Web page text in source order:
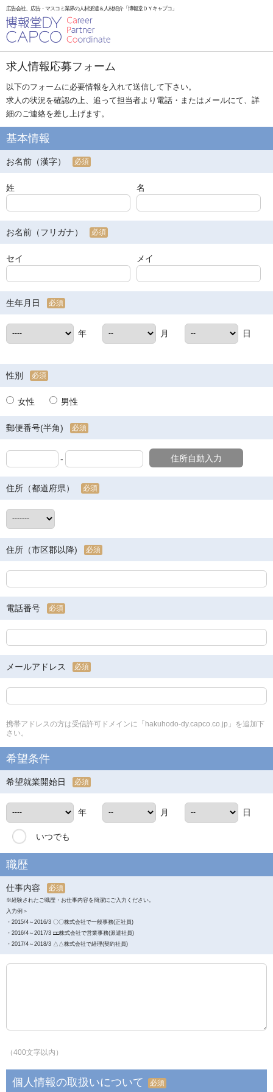
広告会社、広告・マスコミ業界の人材派遣＆人材紹介「博報堂ＤＹキャプコ」
求人情報応募フォーム
以下のフォームに必要情報を入れて送信して下さい。
求人の状況を確認の上、追って担当者より電話・またはメールにて、詳
細のご連絡を差し上げます。
基本情報
お名前（漢字） 必須
姓 名
お名前（フリガナ） 必須
セイ メイ
生年月日 必須
年 月 日
性別 必須
女性 男性
郵便番号(半角) 必須
- 住所自動入力
住所（都道府県） 必須
住所（市区郡以降) 必須
電話番号 必須
メールアドレス 必須
携帯アドレスの方は受信許可ドメインに「hakuhodo-dy.capco.co.jp」を追加下
さい。
希望条件
希望就業開始日 必須
年 月 日
いつでも
職歴
仕事内容 必須
※経験されたご職歴・お仕事内容を簡潔にご入力ください。
入力例＞
・2015/4～2016/3 〇〇株式会社で一般事務(正社員)
・2016/4～2017/3 □□株式会社で営業事務(派遣社員)
・2017/4～2018/3 △△株式会社で経理(契約社員)
（400文字以内）
個人情報の取扱いについて 必須